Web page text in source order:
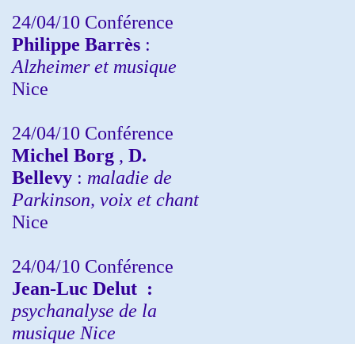
24/04/10 Conférence
Philippe Barrès :
Alzheimer et musique
Nice
24/04/10 Conférence
Michel Borg , D.
Bellevy : maladie de
Parkinson, voix et chant
Nice
24/04/10 Conférence
Jean-Luc Delut :
psychanalyse de la
musique Nice